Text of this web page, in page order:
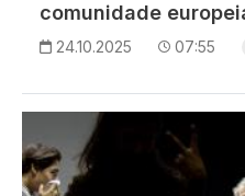
comunidade
24.10.2025 07:55